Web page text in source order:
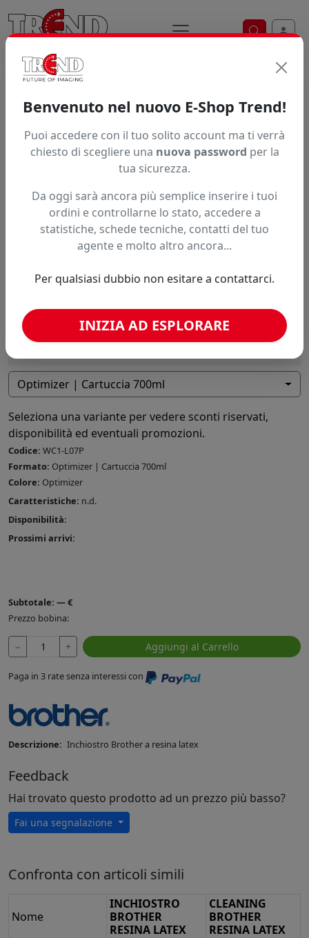
Ricerca
INCHIOSTRO BROTHER RESINA LATEX
Optimizer | Cartuccia 700ml
Seleziona una variante per vedere sconti riservati,
disponibilità ed eventuali promozioni.
Codice: WC1-L07P
Formato: Optimizer | Cartuccia 700ml
Colore: Optimizer
Caratteristiche: n.d.
Disponibilità:
Prossimi arrivi:
Subtotale: —€
Prezzo bobina:
− + Aggiungi al Carrello
Paga in 3 rate senza interessi con
Descrizione: Inchiostro Brother a resina latex
Feedback
Hai trovato questo prodotto ad un prezzo più basso?
Fai una segnalazione
Confronta con articoli simili
Nome
INCHIOSTRO
BROTHER
RESINA LATEX
CLEANING
BROTHER
RESINA LATEX
Benvenuto nel nuovo E-Shop Trend!
Puoi accedere con il tuo solito account ma ti verrà
chiesto di scegliere una nuova password per la
tua sicurezza.
Da oggi sarà ancora più semplice inserire i tuoi
ordini e controllarne lo stato, accedere a
statistiche, schede tecniche, contatti del tuo
agente e molto altro ancora...
Per qualsiasi dubbio non esitare a contattarci.
INIZIA AD ESPLORARE